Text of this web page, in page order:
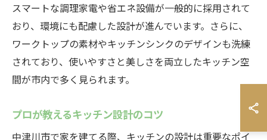
スマートな調理家電や省エネ設備が一般的に採用されて
おり、環境にも配慮した設計が進んでいます。さらに、
ワークトップの素材やキッチンシンクのデザインも洗練
されており、使いやすさと美しさを両立したキッチン空
間が市内で多く見られます。
プロが教えるキッチン設計のコツ
中津川市で家を建てる際、キッチンの設計は重要なポイ